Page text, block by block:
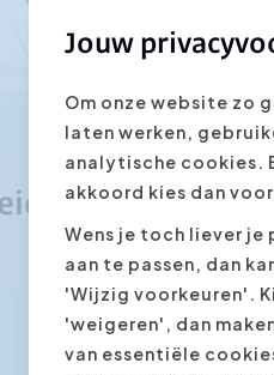
Jouw
Om onze website zo
laten werken,
analytische cookies.
akkoord kies dan
Wens je toch liever
aan te passen, dan
'Wijzig voorkeuren'.
'weigeren', dan
van essentiële